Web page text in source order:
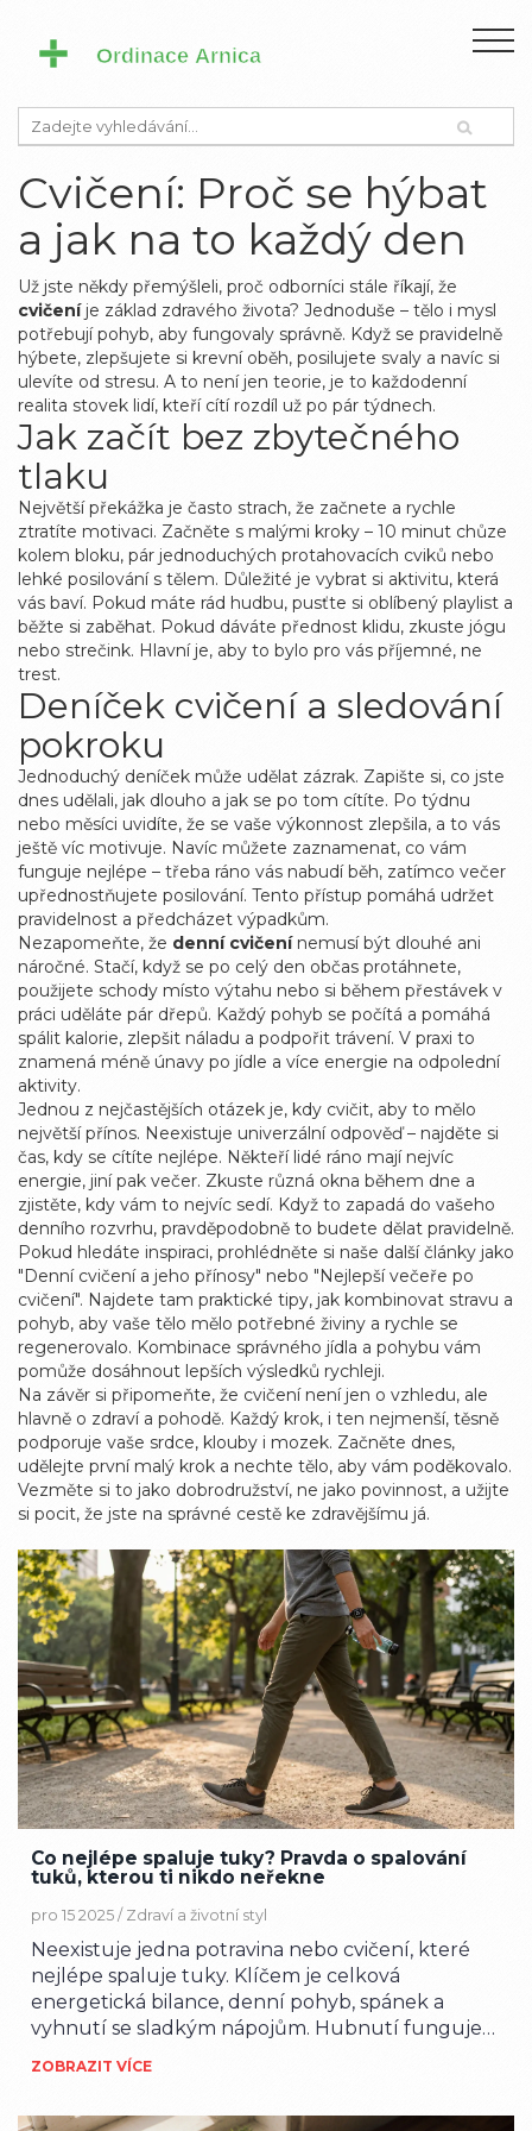
Cvičení: Proč se hýbat
a jak na to každý den
Už jste někdy přemýšleli, proč odborníci stále říkají, že
cvičeníje základ zdravého života? Jednoduše – tělo i mysl
potřebují pohyb, aby fungovaly správně. Když se pravidelně
hýbete, zlepšujete si krevní oběh, posilujete svaly a navíc si
ulevíte od stresu. A to není jen teorie, je to každodenní
realita stovek lidí, kteří cítí rozdíl už po pár týdnech.
Jak začít bez zbytečného
tlaku
Největší překážka je často strach, že začnete a rychle
ztratíte motivaci. Začněte s malými kroky – 10 minut chůze
kolem bloku, pár jednoduchých protahovacích cviků nebo
lehké posilování s tělem. Důležité je vybrat si aktivitu, která
vás baví. Pokud máte rád hudbu, pusťte si oblíbený playlist a
běžte si zaběhat. Pokud dáváte přednost klidu, zkuste jógu
nebo strečink. Hlavní je, aby to bylo pro vás příjemné, ne
trest.
Deníček cvičení a sledování
pokroku
Jednoduchý deníček může udělat zázrak. Zapište si, co jste
dnes udělali, jak dlouho a jak se po tom cítíte. Po týdnu
nebo měsíci uvidíte, že se vaše výkonnost zlepšila, a to vás
ještě víc motivuje. Navíc můžete zaznamenat, co vám
funguje nejlépe – třeba ráno vás nabudí běh, zatímco večer
upřednostňujete posilování. Tento přístup pomáhá udržet
pravidelnost a předcházet výpadkům.
Nezapomeňte, že denní cvičenínemusí být dlouhé ani
náročné. Stačí, když se po celý den občas protáhnete,
použijete schody místo výtahu nebo si během přestávek v
práci uděláte pár dřepů. Každý pohyb se počítá a pomáhá
spálit kalorie, zlepšit náladu a podpořit trávení. V praxi to
znamená méně únavy po jídle a více energie na odpolední
aktivity.
Jednou z nejčastějších otázek je, kdy cvičit, aby to mělo
největší přínos. Neexistuje univerzální odpověď – najděte si
čas, kdy se cítíte nejlépe. Někteří lidé ráno mají nejvíc
energie, jiní pak večer. Zkuste různá okna během dne a
zjistěte, kdy vám to nejvíc sedí. Když to zapadá do vašeho
denního rozvrhu, pravděpodobně to budete dělat pravidelně.
Pokud hledáte inspiraci, prohlédněte si naše další články jako
"Denní cvičení a jeho přínosy" nebo "Nejlepší večeře po
cvičení". Najdete tam praktické tipy, jak kombinovat stravu a
pohyb, aby vaše tělo mělo potřebné živiny a rychle se
regenerovalo. Kombinace správného jídla a pohybu vám
pomůže dosáhnout lepších výsledků rychleji.
Na závěr si připomeňte, že cvičení není jen o vzhledu, ale
hlavně o zdraví a pohodě. Každý krok, i ten nejmenší, těsně
podporuje vaše srdce, klouby i mozek. Začněte dnes,
udělejte první malý krok a nechte tělo, aby vám poděkovalo.
Vezměte si to jako dobrodružství, ne jako povinnost, a užijte
si pocit, že jste na správné cestě ke zdravějšímu já.
Co nejlépe spaluje tuky? Pravda o spalování
tuků, kterou ti nikdo neřekne
pro 15 2025 / Zdraví a životní styl
Neexistuje jedna potravina nebo cvičení, které
nejlépe spaluje tuky. Klíčem je celková
energetická bilance, denní pohyb, spánek a
vyhnutí se sladkým nápojům. Hubnutí funguje
jen, když se změní životní styl.
ZOBRAZIT VÍCE